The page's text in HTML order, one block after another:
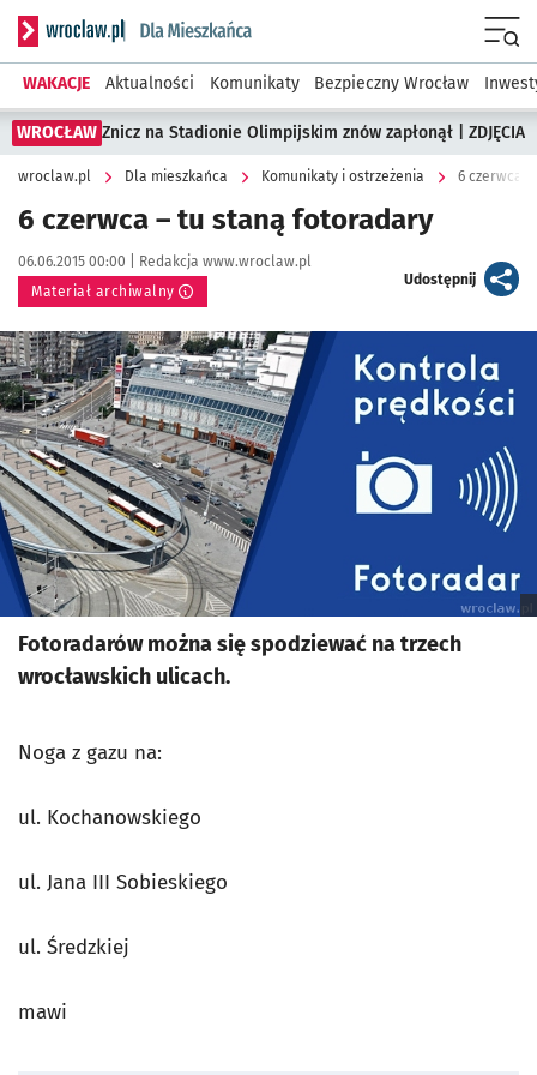
Serwis informacyjny wroclaw.pl podserwis: Dla mieszkańca
WAKACJE Aktualności Komunikaty Bezpieczny Wrocław
WROCŁAW Znicz na Stadionie Olimpijskim znów zapłonął | ZDJĘCIA
wroclaw.pl Dla mieszkańca Komunikaty i ostrzeżenia 6 czerwca
6 czerwca – tu staną fotoradary
Data publikacji:
06.06.2015 00:00 | Autor:
Redakcja www.wroclaw.pl
Materiał archiwalny
Udostępnijartykuł
Kliknij, aby powiększyć
Fotoradarów można się spodziewać na trzech
wrocławskich ulicach.
Noga z gazu na:
ul. Kochanowskiego
ul. Jana III Sobieskiego
ul. Średzkiej
mawi